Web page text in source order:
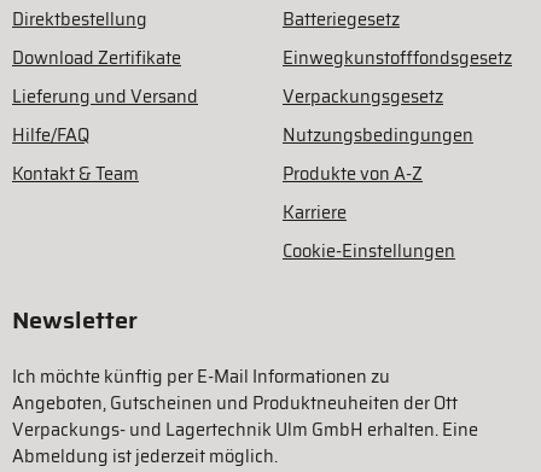
Direktbestellung
Download Zertifikate
Lieferung und Versand
Hilfe/FAQ
Kontakt & Team
Batteriegesetz
Einwegkunstofffondsgesetz
Verpackungsgesetz
Nutzungsbedingungen
Produkte von A-Z
Karriere
Cookie-Einstellungen
Newsletter
Ich möchte künftig per E-Mail Informationen zu
Angeboten, Gutscheinen und Produktneuheiten der Ott
Verpackungs- und Lagertechnik Ulm GmbH erhalten. Eine
Abmeldung ist jederzeit möglich.